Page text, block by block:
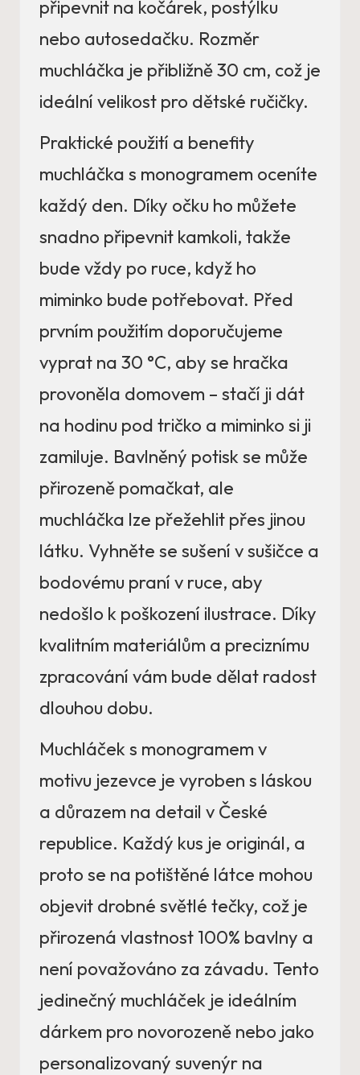
připevnit na kočárek, postýlku
nebo autosedačku. Rozměr
muchláčka je přibližně 30 cm, což je
ideální velikost pro dětské ručičky.
Praktické použití a benefity
muchláčka s monogramem oceníte
každý den. Díky očku ho můžete
snadno připevnit kamkoli, takže
bude vždy po ruce, když ho
miminko bude potřebovat. Před
prvním použitím doporučujeme
vyprat na 30 °C, aby se hračka
provoněla domovem – stačí ji dát
na hodinu pod tričko a miminko si ji
zamiluje. Bavlněný potisk se může
přirozeně pomačkat, ale
muchláčka lze přežehlit přes jinou
látku. Vyhněte se sušení v sušičce a
bodovému praní v ruce, aby
nedošlo k poškození ilustrace. Díky
kvalitním materiálům a preciznímu
zpracování vám bude dělat radost
dlouhou dobu.
Muchláček s monogramem v
motivu jezevce je vyroben s láskou
a důrazem na detail v České
republice. Každý kus je originál, a
proto se na potištěné látce mohou
objevit drobné světlé tečky, což je
přirozená vlastnost 100% bavlny a
není považováno za závadu. Tento
jedinečný muchláček je ideálním
dárkem pro novorozeně nebo jako
personalizovaný suvenýr na